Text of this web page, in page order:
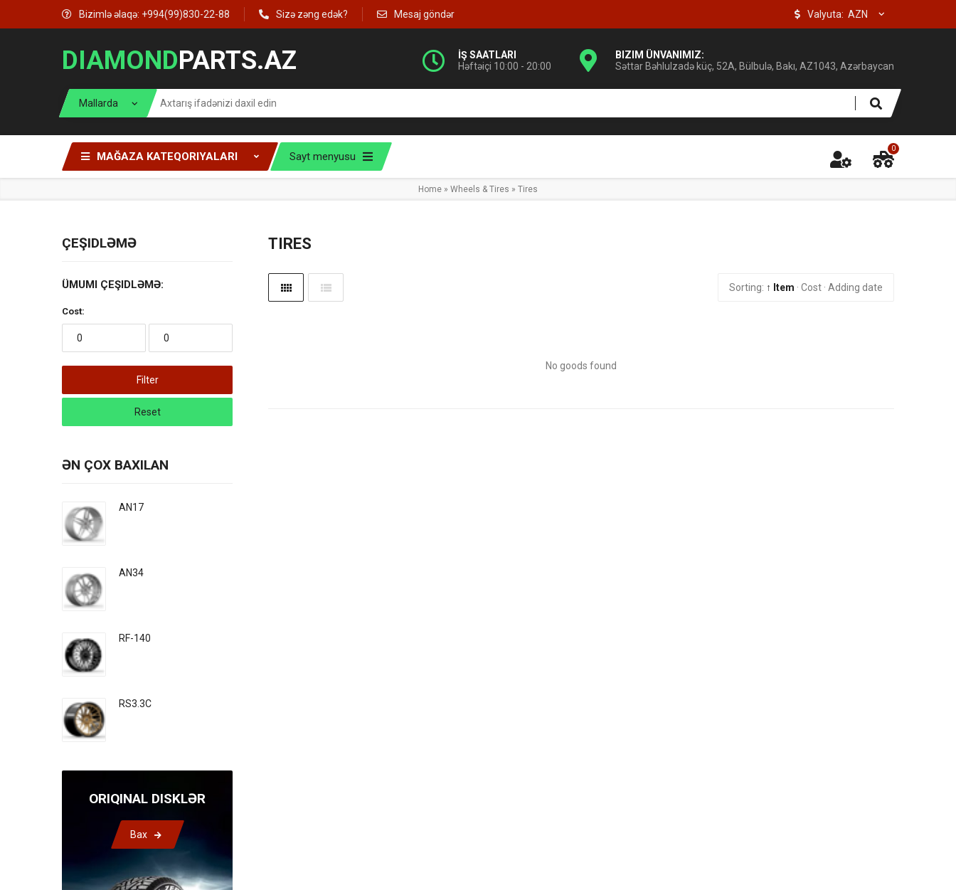
Bizimlə əlaqə: +994(99)830-22-88 Sizə zəng edək? Mesaj göndər Valyuta:
DIAMONDPARTS.AZ
İŞ SAATLARI
Həftəiçi 10:00 - 20:00
BIZIM ÜNVANIMIZ:
Səttar Bəhlulzadə küç, 52A, Bülbulə, Bakı, AZ1043, Azərbaycan
MAĞAZA KATEQORIYALARI Sayt menyusu
0
Home » Wheels & Tires » Tires
TIRES
Sorting: ↑ Item · Cost · Adding date
No goods found
ÇEŞIDLƏMƏ
ÜMUMI ÇEŞIDLƏMƏ:
Cost:
Filter
Reset
ƏN ÇOX BAXILAN
AN17
AN34
RF-140
RS3.3C
ORIQINAL DISKLƏR
Bax